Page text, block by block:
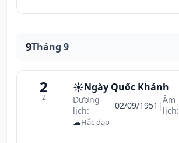
9Tháng 9
2
2
☀️Ngày Quốc Khánh
Dương
lịch:
02/09/1951 |Âm
lịch:
☁Hắc đạo